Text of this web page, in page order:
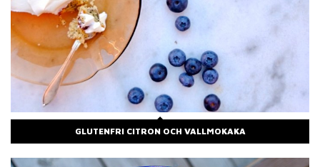
GLUTENFRI CITRON OCH VALLMOKAKA